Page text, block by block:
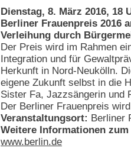
Dienstag, 8. März 2016, 18
Berliner Frauenpreis 2016
Verleihung durch
Der Preis wird im Rahmen
Integration und für
Herkunft in Nord-Neukölln.
eigene Zukunft selbst in die
Sister Fa, Jazzsängerin und
Der Berliner Frauenpreis
Veranstaltungsort: Berliner
Weitere Informationen
www.berlin.de